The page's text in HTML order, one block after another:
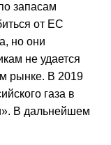
запасам
от ЕС
но они
не удается
рынке. В 2019
газа в
В дальнейшем